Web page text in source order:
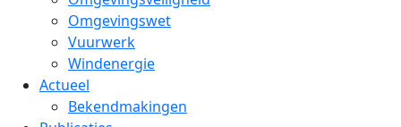
Omgevingswet
Vuurwerk
Windenergie
Actueel
Bekendmakingen